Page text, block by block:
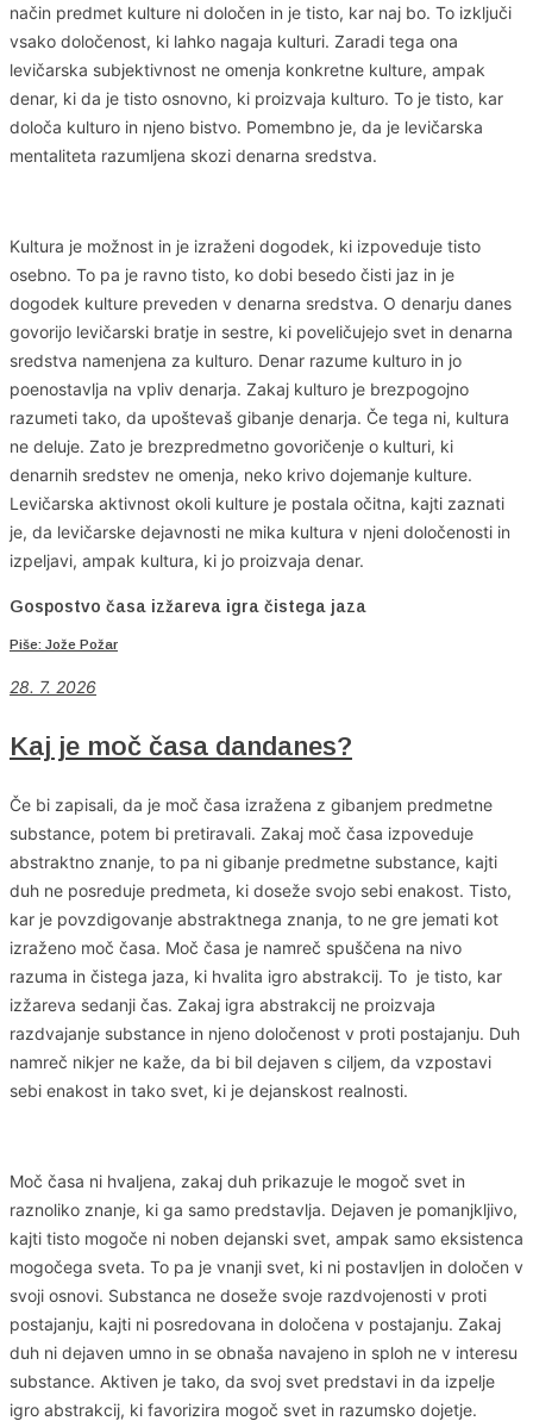
način predmet kulture ni določen in je tisto, kar naj bo. To izključi
vsako določenost, ki lahko nagaja kulturi. Zaradi tega ona
levičarska subjektivnost ne omenja konkretne kulture, ampak
denar, ki da je tisto osnovno, ki proizvaja kulturo. To je tisto, kar
določa kulturo in njeno bistvo. Pomembno je, da je levičarska
mentaliteta razumljena skozi denarna sredstva.
Kultura je možnost in je izraženi dogodek, ki izpoveduje tisto
osebno. To pa je ravno tisto, ko dobi besedo čisti jaz in je
dogodek kulture preveden v denarna sredstva. O denarju danes
govorijo levičarski bratje in sestre, ki poveličujejo svet in denarna
sredstva namenjena za kulturo. Denar razume kulturo in jo
poenostavlja na vpliv denarja. Zakaj kulturo je brezpogojno
razumeti tako, da upoštevaš gibanje denarja. Če tega ni, kultura
ne deluje. Zato je brezpredmetno govoričenje o kulturi, ki
denarnih sredstev ne omenja, neko krivo dojemanje kulture.
Levičarska aktivnost okoli kulture je postala očitna, kajti zaznati
je, da levičarske dejavnosti ne mika kultura v njeni določenosti in
izpeljavi, ampak kultura, ki jo proizvaja denar.
Gospostvo časa izžareva igra čistega jaza
Piše: Jože Požar
28. 7. 2026
Kaj je moč časa dandanes?
Če bi zapisali, da je moč časa izražena z gibanjem predmetne
substance, potem bi pretiravali. Zakaj moč časa izpoveduje
abstraktno znanje, to pa ni gibanje predmetne substance, kajti
duh ne posreduje predmeta, ki doseže svojo sebi enakost. Tisto,
kar je povzdigovanje abstraktnega znanja, to ne gre jemati kot
izraženo moč časa. Moč časa je namreč spuščena na nivo
razuma in čistega jaza, ki hvalita igro abstrakcij. To je tisto, kar
izžareva sedanji čas. Zakaj igra abstrakcij ne proizvaja
razdvajanje substance in njeno določenost v proti postajanju. Duh
namreč nikjer ne kaže, da bi bil dejaven s ciljem, da vzpostavi
sebi enakost in tako svet, ki je dejanskost realnosti.
Moč časa ni hvaljena, zakaj duh prikazuje le mogoč svet in
raznoliko znanje, ki ga samo predstavlja. Dejaven je pomanjkljivo,
kajti tisto mogoče ni noben dejanski svet, ampak samo eksistenca
mogočega sveta. To pa je vnanji svet, ki ni postavljen in določen v
svoji osnovi. Substanca ne doseže svoje razdvojenosti v proti
postajanju, kajti ni posredovana in določena v postajanju. Zakaj
duh ni dejaven umno in se obnaša navajeno in sploh ne v interesu
substance. Aktiven je tako, da svoj svet predstavi in da izpelje
igro abstrakcij, ki favorizira mogoč svet in razumsko dojetje.